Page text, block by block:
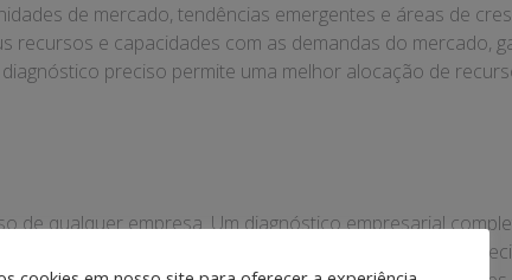
de mercado, tendências emergentes e áreas de
recursos e capacidades com as demandas do mercado,
preciso permite uma melhor alocação de
de qualquer empresa. Um diagnóstico empresarial
isso significa ter a confiança necessária para tomar